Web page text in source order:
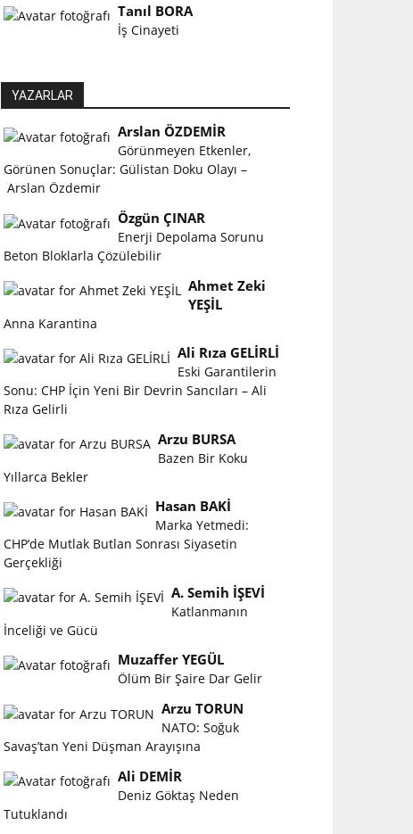
Tanıl BORA
İş Cinayeti
YAZARLAR
Arslan ÖZDEMİR
Görünmeyen Etkenler,
Görünen Sonuçlar: Gülistan Doku Olayı –
Arslan Özdemir
Özgün ÇINAR
Enerji Depolama Sorunu
Beton Bloklarla Çözülebilir
Ahmet Zeki
YEŞİL
Anna Karantina
Ali Rıza GELİRLİ
Eski Garantilerin
Sonu: CHP İçin Yeni Bir Devrin Sancıları – Ali
Rıza Gelirli
Arzu BURSA
Bazen Bir Koku
Yıllarca Bekler
Hasan BAKİ
Marka Yetmedi:
CHP’de Mutlak Butlan Sonrası Siyasetin
Gerçekliği
A. Semih İŞEVİ
Katlanmanın
İnceliği ve Gücü
Muzaffer YEGÜL
Ölüm Bir Şaire Dar Gelir
Arzu TORUN
NATO: Soğuk
Savaş’tan Yeni Düşman Arayışına
Ali DEMİR
Deniz Göktaş Neden
Tutuklandı